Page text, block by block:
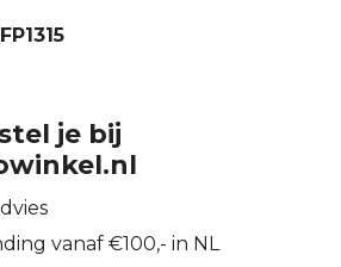
FP1315
je bij
vanaf €100,- in NL